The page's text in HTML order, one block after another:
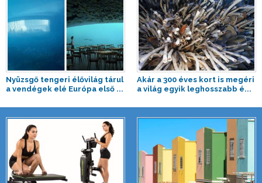
Nyüzsgő tengeri élővilág tárul
a vendégek elé Európa első ...
Akár a 300 éves kort is megéri
a világ egyik leghosszabb é...